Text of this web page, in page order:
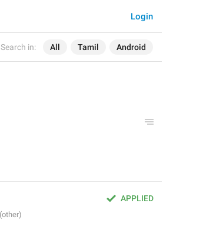
Search in: All Tamil Android
Login
APPLIED